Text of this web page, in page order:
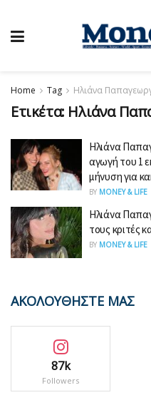
Home Tag Ηλιάνα
Ετικέτα: Ηλιάνα
Ηλιάνα
αγωγή του 1
μήνυση για
BY MONEY & LIFE
Ηλιάνα
τους κριτές
BY MONEY & LIFE
ΑΚΟΛΟΥΘΗΣΤΕ ΜΑΣ
87k
Followers